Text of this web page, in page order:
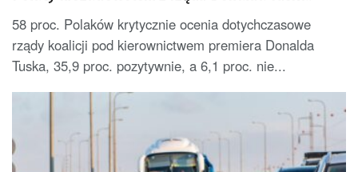
58 proc. Polaków krytycznie ocenia dotychczasowe
rządy koalicji pod kierownictwem premiera Donalda
Tuska, 35,9 proc. pozytywnie, a 6,1 proc. nie...